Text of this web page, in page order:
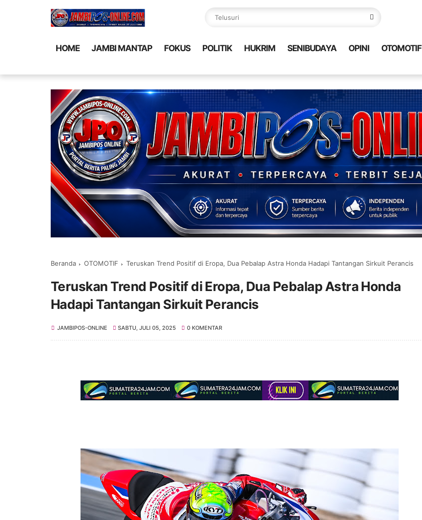
HOME JAMBI MANTAP FOKUS POLITIK HUKRIM SENIBUDAYA OPINI OTOMOTIF
Beranda OTOMOTIF Teruskan Trend Positif di Eropa, Dua Pebalap Astra Honda Hadapi Tantangan Sirkuit Perancis
Teruskan Trend Positif di Eropa, Dua Pebalap Astra Honda
Hadapi Tantangan Sirkuit Perancis
JAMBIPOS-ONLINE SABTU, JULI 05, 2025 0 KOMENTAR